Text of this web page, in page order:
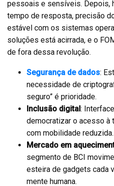
pessoais e sensíveis. Depois,
tempo de resposta, precisão
estável com os sistemas
soluções está acirrada, e o
de fora dessa revolução.
Segurança de dados:
necessidade de
seguro” é prioridade.
Inclusão digital :
democratizar o acesso à
com mobilidade reduzida.
Mercado em
segmento de BCI
esteira de gadgets cada
mente humana.